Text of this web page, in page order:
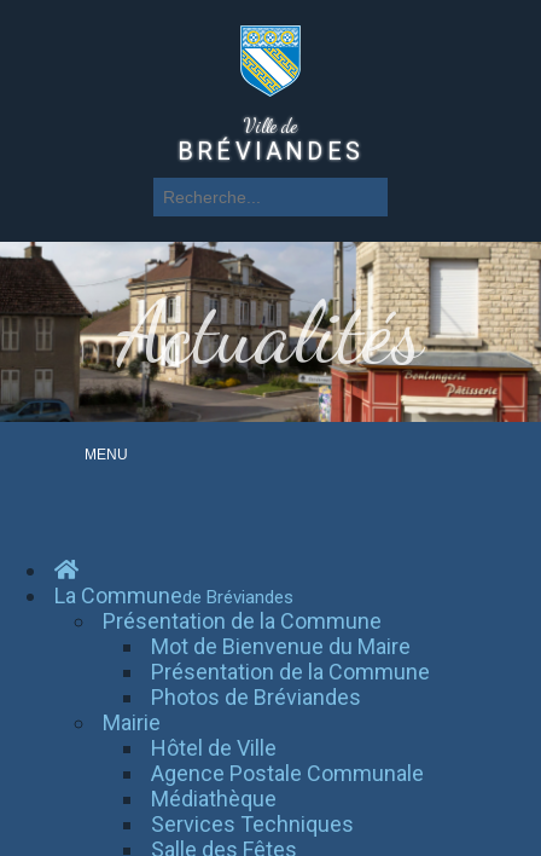
Ville de
BRÉVIANDES
Actualités
MENU
La Communede Bréviandes
Présentation de la Commune
Mot de Bienvenue du Maire
Présentation de la Commune
Photos de Bréviandes
Mairie
Hôtel de Ville
Agence Postale Communale
Médiathèque
Services Techniques
Salle des Fêtes